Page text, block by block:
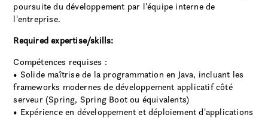
poursuite du développement par l'équipe interne de
l'entreprise.
Required expertise/skills:
Compétences requises :
• Solide maîtrise de la programmation en Java, incluant les
frameworks modernes de développement applicatif côté
serveur (Spring, Spring Boot ou équivalents)
• Expérience en développement et déploiement d'applications